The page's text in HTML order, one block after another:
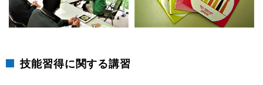
技能習得に関する講習